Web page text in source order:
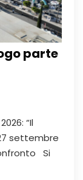
parte
“Il
settembre
Si